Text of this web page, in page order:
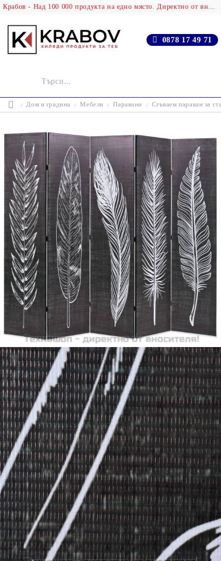
Крабов - Над 100 000 продукта на едно място. Директно от вносителя!
0878 17 49 71
Дом и градина Мебели Паравани Сгъваем параван за
Сподели Tweet